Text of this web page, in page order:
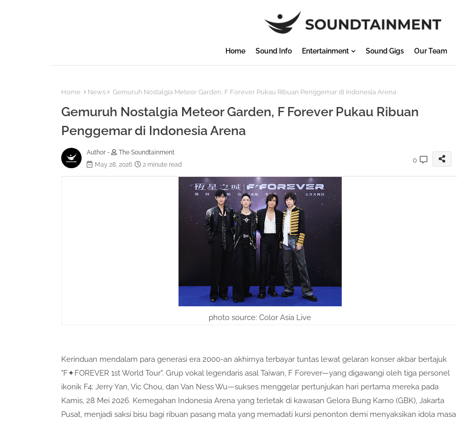
Home Sound Info Entertainment Sound Gigs Our Team
Home News Gemuruh Nostalgia Meteor Garden, F Forever Pukau Ribuan Penggemar di Indonesia Arena
Gemuruh Nostalgia Meteor Garden, F Forever Pukau Ribuan
Penggemar di Indonesia Arena
Author -
The Soundtainment
May 28, 2026
2 minute read
0
photo source: Color Asia Live
Kerinduan mendalam para generasi era 2000-an akhirnya terbayar tuntas lewat gelaran konser akbar bertajuk
"F✦FOREVER 1st World Tour". Grup vokal legendaris asal Taiwan, F Forever—yang digawangi oleh tiga personel
ikonik F4: Jerry Yan, Vic Chou, dan Van Ness Wu—sukses menggelar pertunjukan hari pertama mereka pada
Kamis, 28 Mei 2026. Kemegahan Indonesia Arena yang terletak di kawasan Gelora Bung Karno (GBK), Jakarta
Pusat, menjadi saksi bisu bagi ribuan pasang mata yang memadati kursi penonton demi menyaksikan idola masa